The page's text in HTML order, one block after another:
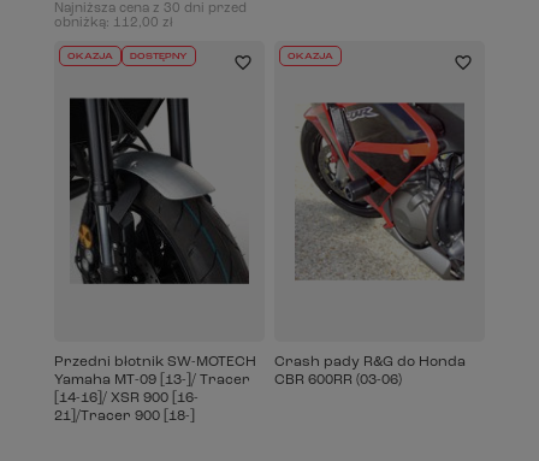
Najniższa cena z 30 dni przed
obniżką: 112,00 zł
OKAZJA DOSTĘPNY
Przedni błotnik SW-MOTECH
Yamaha MT-09 [13-]/ Tracer
[14-16]/ XSR 900 [16-
21]/Tracer 900 [18-]
OKAZJA
Crash pady R&G do Honda
CBR 600RR (03-06)